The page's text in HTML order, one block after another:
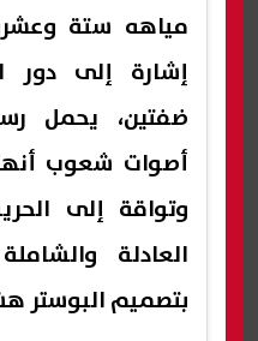
مياهه ستة
إشارة إلى دور
ضفتين، يحمل
أصوات شعوب
وتواقة إلى
العادلة
بتصميم البوستر